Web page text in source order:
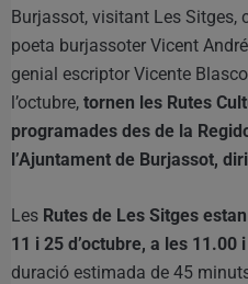
Burjassot, visitant Les Sitges,
poeta burjassoter Vicent
genial escriptor Vicente
l’octubre, tornen les Rutes
programades des de la
l’Ajuntament de Burjassot,
Les Rutes de Les Sitges
11 i 25 d’octubre, a les 11.00
duració estimada de 45